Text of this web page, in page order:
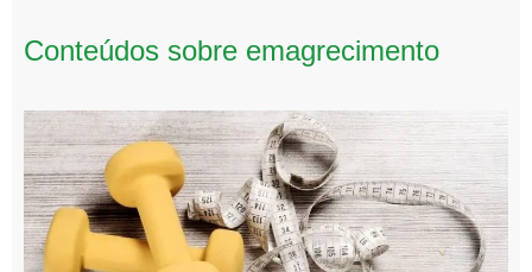
Conteúdos sobre emagrecimento